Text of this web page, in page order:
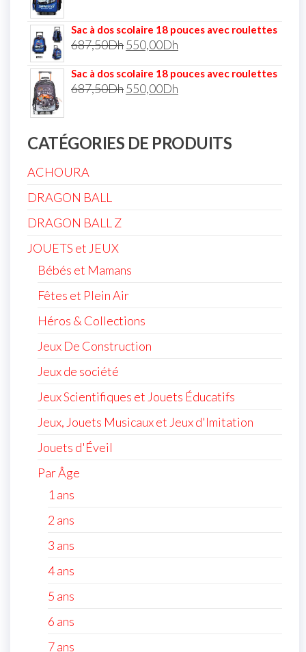
Sac à dos scolaire 18 pouces avec roulettes
687,50Dh550,00Dh
Sac à dos scolaire 18 pouces avec roulettes
687,50Dh550,00Dh
CATÉGORIES DE PRODUITS
ACHOURA
DRAGON BALL
DRAGON BALL Z
JOUETS et JEUX
Bébés et Mamans
Fêtes et Plein Air
Héros & Collections
Jeux De Construction
Jeux de société
Jeux Scientifiques et Jouets Éducatifs
Jeux, Jouets Musicaux et Jeux d'Imitation
Jouets d'Éveil
Par Âge
1 ans
2 ans
3 ans
4 ans
5 ans
6 ans
7 ans